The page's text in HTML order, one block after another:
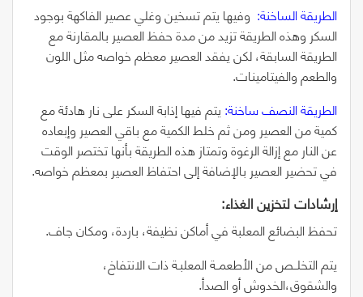
الطريقة الساخنة: وفيها يتم تسخين وغلي عصير الفاكهة بوجود
السكر وهذه الطريقة تزيد من مدة حفظ العصير بالمقارنة مع
الطريقة السابقة، لكن يفقد العصير معظم خواصه مثل اللون
والطعم والفيتامينات.
الطريقة النصف ساخنة:يتم فيها إذابة السكر على نار هادئة مع
كمية من العصير ومن ثم خلط الكمية مع باقي العصير وإبعاده
عن النار مع إزالة الرغوة وتمتاز هذه الطريقة بأنها تختصر الوقت
في تحضير العصير بالإضافة إلى احتفاظ العصير بمعظم خواصه.
إرشادات‭ ‬لتخزين‭ ‬الغذاء‭: ‬
تحفظ البضائع المعلبة في أماكن نظيفة، باردة، ومكان جاف.
يتم التخلــص من الأطعمــة المعلبـة ذات الانتفاخ،
والشقوق،الخدوش أو الصدأ.